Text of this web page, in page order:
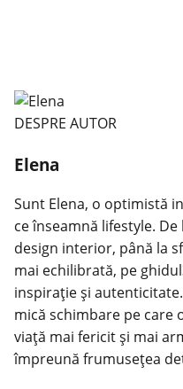
DESPRE AUTOR
Elena
Sunt Elena, o optimistă
ce înseamnă lifestyle.
design interior, până la
mai echilibrată, pe
inspirație și
mică schimbare pe care
viață mai fericit și mai
împreună frumusețea